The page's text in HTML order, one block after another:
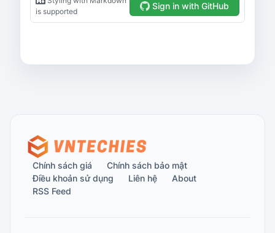
Chính sách giá
Chính sách bảo mật
Điều khoản sử dụng
Liên hệ
About
RSS Feed